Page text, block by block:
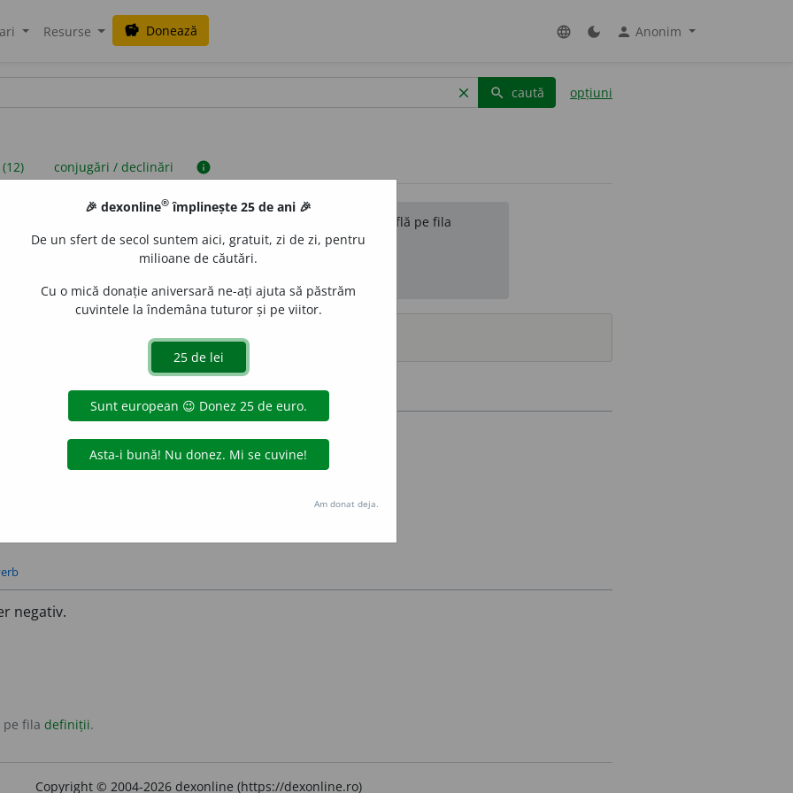
Resurse savings Donează language dark_mode person Anonim
clear search caută opțiuni
conjugări / declinări info
sunt compilate de echipa dexonline. Definițiile originale se află pe fila
reordona filele pe pagina depreferințe.
surse
substantiv feminin
negativ.
pe fila definiții.
Copyright © 2004-2026 dexonline (https://dexonline.ro)
🎉 dexonline® împlinește 25 de ani 🎉
De un sfert de secol suntem aici, gratuit, zi de zi, pentru
milioane de căutări.
Cu o mică donație aniversară ne-ați ajuta să păstrăm
cuvintele la îndemâna tuturor și pe viitor.
Am donat deja.